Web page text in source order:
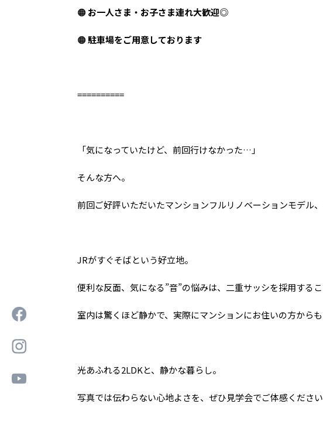
🟠お一人さま・お子さま連れ大歓迎◎
🟠駐車場をご用意しております
==========
「気になっていたけど、前回行けなかった…」
そんな方へ。
前回ご好評いただいたマンションフルリノベーションモデル
JRがすぐそばという好立地。
便利な反面、気になる”音”の悩みは、二重サッシを採用する
室内は驚くほど静かで、実際にマンションにお住いの方から
光あふれる2LDKと、静かな暮らし。
写真では伝わらない心地よさを、ぜひ見学会でご体感ください